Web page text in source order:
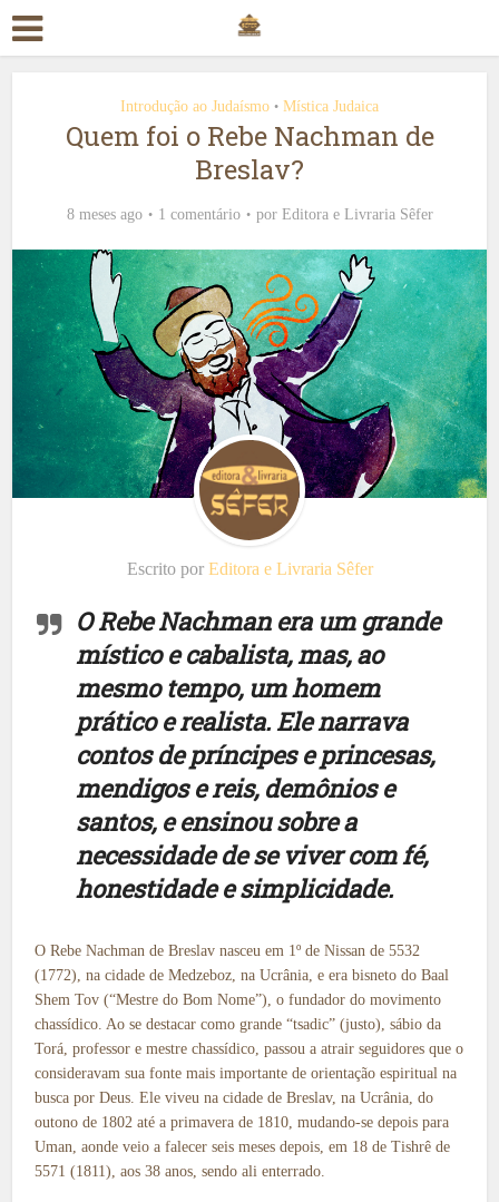
Introdução ao Judaísmo • Mística Judaica
Quem foi o Rebe Nachman de
Breslav?
8 meses ago 1 comentário por Editora e Livraria Sêfer
Escrito por Editora e Livraria Sêfer
O Rebe Nachman era um grande
místico e cabalista, mas, ao
mesmo tempo, um homem
prático e realista. Ele narrava
contos de príncipes e princesas,
mendigos e reis, demônios e
santos, e ensinou sobre a
necessidade de se viver com fé,
honestidade e simplicidade.
O Rebe Nachman de Breslav nasceu em 1º de Nissan de 5532
(1772), na cidade de Medzeboz, na Ucrânia, e era bisneto do Baal
Shem Tov (“Mestre do Bom Nome”), o fundador do movimento
chassídico. Ao se destacar como grande “tsadic” (justo), sábio da
Torá, professor e mestre chassídico, passou a atrair seguidores que o
consideravam sua fonte mais importante de orientação espiritual na
busca por Deus. Ele viveu na cidade de Breslav, na Ucrânia, do
outono de 1802 até a primavera de 1810, mudando-se depois para
Uman, aonde veio a falecer seis meses depois, em 18 de Tishrê de
5571 (1811), aos 38 anos, sendo ali enterrado.